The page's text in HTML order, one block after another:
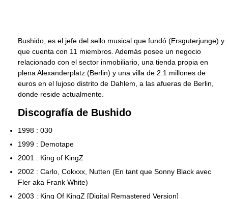
Bushido, es el jefe del sello musical que fundó (Ersguterjunge) y
que cuenta con 11 miembros. Además posee un negocio
relacionado con el sector inmobiliario, una tienda propia en
plena Alexanderplatz (Berlin) y una villa de 2.1 millones de
euros en el lujoso distrito de Dahlem, a las afueras de Berlin,
donde reside actualmente.
Discografía de Bushido
1998 : 030
1999 : Demotape
2001 : King of KingZ
2002 : Carlo, Cokxxx, Nutten (En tant que Sonny Black avec
Fler aka Frank White)
2003 : King Of KingZ [Digital Remastered Version]